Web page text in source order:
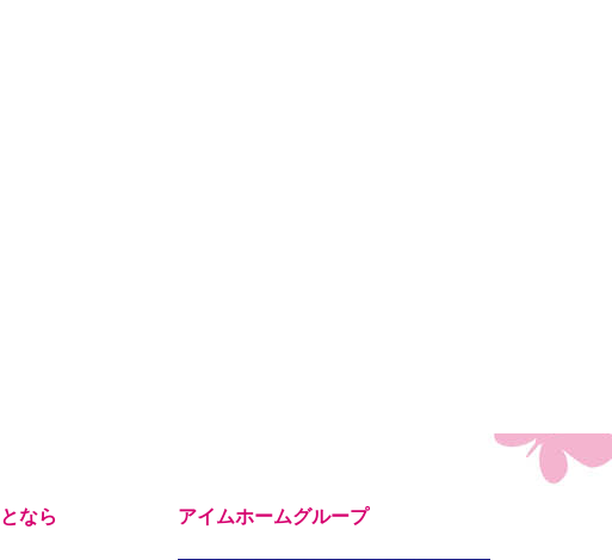
なら
アイムホームグループ